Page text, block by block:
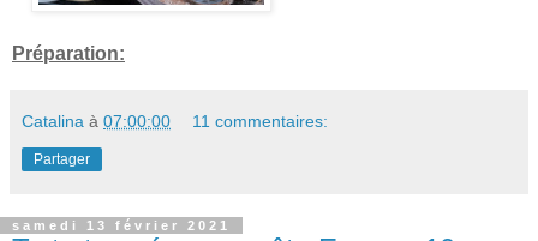
Préparation:
Catalina à 07:00:00 11 commentaires:
Partager
samedi 13 février 2021